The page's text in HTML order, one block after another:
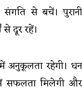
से बचें। पुरानी
से दूर रहें।
अनुकूलता रहेगी। धन
में सफलता मिलेगी और